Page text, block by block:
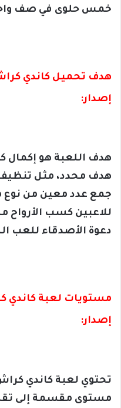
خمس حلوى في صف
إصدار:
هدف اللعبة هو
هدف محدد، مثل تنظيف
جمع عدد معين من نوع
للاعبين كسب الأرواح
دعوة الأصدقاء للعب
إصدار:
مستوى مقسمة إلى